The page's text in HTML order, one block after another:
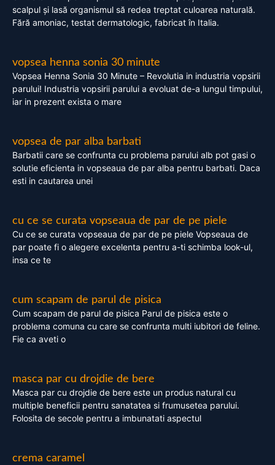
scalpul și lasă organismul să redea treptat culoarea naturală.
Fără amoniac, testat dermatologic, fabricat în Italia.
vopsea henna sonia 30 minute
Vopsea Henna Sonia 30 Minute – Revolutia in industria vopsirii
parului! Industria vopsirii parului a evoluat de-a lungul timpului,
iar in prezent exista o mare
vopsea de par alba barbati
Barbatii care se confrunta cu problema parului alb pot gasi o
solutie eficienta in vopseaua de par alba pentru barbati. Daca
esti in cautarea unei
cu ce se curata vopseaua de par de pe piele
Cu ce se curata vopseaua de par de pe piele Vopseaua de
par poate fi o alegere excelenta pentru a-ti schimba look-ul,
insa ce te
cum scapam de parul de pisica
Cum scapam de parul de pisica Parul de pisica este o
problema comuna cu care se confrunta multi iubitori de feline.
Fie ca aveti o
masca par cu drojdie de bere
Masca par cu drojdie de bere este un produs natural cu
multiple beneficii pentru sanatatea si frumusetea parului.
Folosita de secole pentru a imbunatati aspectul
crema caramel